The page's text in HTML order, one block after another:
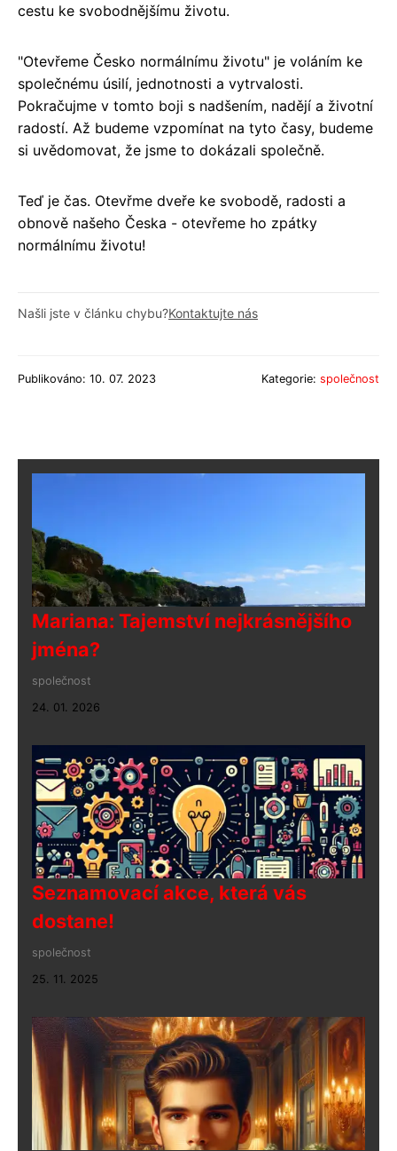
cestu ke svobodnějšímu životu.
"Otevřeme Česko normálnímu životu" je voláním ke
společnému úsilí, jednotnosti a vytrvalosti.
Pokračujme v tomto boji s nadšením, nadějí a životní
radostí. Až budeme vzpomínat na tyto časy, budeme
si uvědomovat, že jsme to dokázali společně.
Teď je čas. Otevřme dveře ke svobodě, radosti a
obnově našeho Česka - otevřeme ho zpátky
normálnímu životu!
Našli jste v článku chybu?Kontaktujte nás
Publikováno: 10. 07. 2023 Kategorie: společnost
Mariana: Tajemství nejkrásnějšího
jména?
společnost
24. 01. 2026
Seznamovací akce, která vás
dostane!
společnost
25. 11. 2025